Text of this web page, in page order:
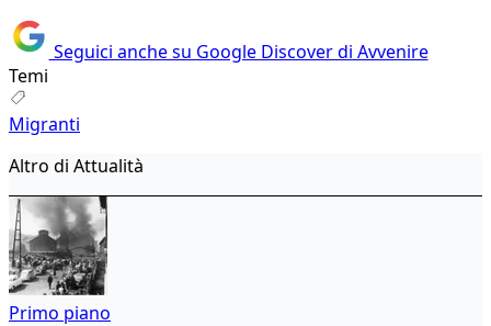
Seguici anche su Google Discover di Avvenire
Temi
Migranti
Altro di Attualità
Primo piano